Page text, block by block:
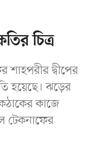
চিত্র
শাহপরীর দ্বীপের
হয়েছে। ঝড়ের
কাজে
টেকনাফের